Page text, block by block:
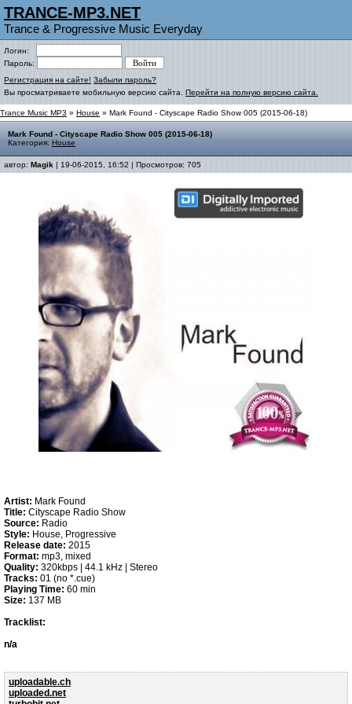
TRANCE-MP3.NET
Trance & Progressive Music Everyday
Логин:
Пароль:
Регистрация на сайте! Забыли пароль?
Вы просматриваете мобильную версию сайта. Перейти на полную версию сайта.
Trance Music MP3 » House » Mark Found - Cityscape Radio Show 005 (2015-06-18)
Mark Found - Cityscape Radio Show 005 (2015-06-18)
Категория: House
автор: Magik | 19-06-2015, 16:52 | Просмотров: 705
Artist: Mark Found
Title: Cityscape Radio Show
Source: Radio
Style: House, Progressive
Release date: 2015
Format: mp3, mixed
Quality: 320kbps | 44.1 kHz | Stereo
Tracks: 01 (no *.cue)
Playing Time: 60 min
Size: 137 MB
Tracklist:
n/a
uploadable.ch
uploaded.net